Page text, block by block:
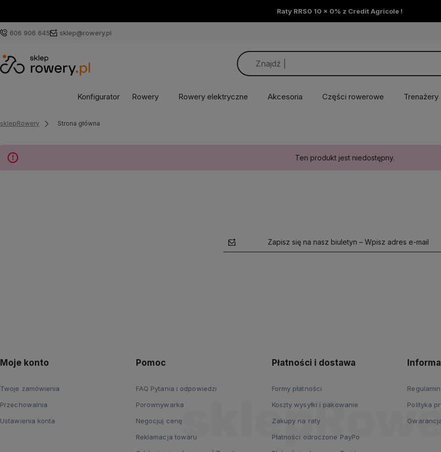
Raty RRS0 10 x 0% z Credit Agricole !
606 906 645 sklep@rowery.pl
Konfigurator Rowery Rowery elektryczne Akcesoria Części rowerowe Trenażery
sklepRowery Strona główna
Ten produkt jest niedostępny.
Zapisz się na nasz biuletyn – Wpisz adres e-mail
Moje konto
Twoje zamówienia
Przechowalnia
Ustawienia konta
Pomoc
FAQ Pytania i odpowiedzi
Porownywarka
Negocjuj cenę
Reklamacja towaru
Płatności i dostawa
Formy płatności
Koszty wysyłki i pakowanie
Zakupy na raty
Płatności odroczone PayPo
Polityka